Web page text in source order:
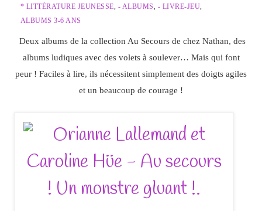
* LITTÉRATURE JEUNESSE, - ALBUMS, - LIVRE-JEU,
ALBUMS 3-6 ANS
Deux albums de la collection Au Secours de chez Nathan, des
albums ludiques avec des volets à soulever… Mais qui font
peur ! Faciles à lire, ils nécessitent simplement des doigts agiles
et un beaucoup de courage !